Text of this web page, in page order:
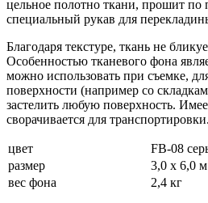
цельное полотно ткани, прошит по
специальный рукав для
Благодаря текстуре, ткань не
Особенностью тканевого фона
можно использовать при съемке,
поверхности (например со
застелить любую поверхность.
сворачивается для транспортировки.
цвет
FB-08
размер
3,0 х 6,0 м
вес фона
2,4 кг